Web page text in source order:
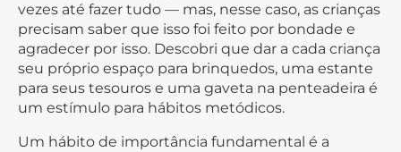
vezes até fazer tudo — mas, nesse caso, as crianças
precisam saber que isso foi feito por bondade e
agradecer por isso. Descobri que dar a cada criança
seu próprio espaço para brinquedos, uma estante
para seus tesouros e uma gaveta na penteadeira é
um estímulo para hábitos metódicos.
Um hábito de importância fundamental é a